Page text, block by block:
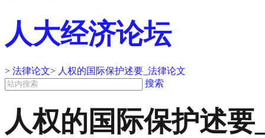
人大经济论坛
> 法律论文> 人权的国际保护述要_法律论文
搜索
人权的国际保护述要